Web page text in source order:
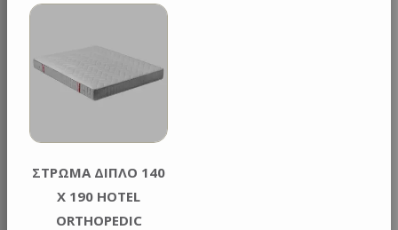
ΣΤΡΩΜΑ ΔΙΠΛΟ 140
Χ 190 HOTEL
ORTHOPEDIC